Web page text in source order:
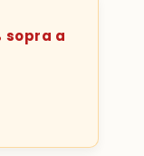
sopra a